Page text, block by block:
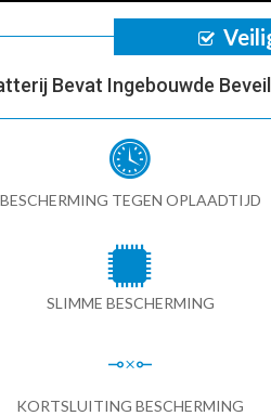
Bevat Ingebouwde
BESCHERMING TEGEN OPLAADTIJD
SLIMME BESCHERMING
KORTSLUITING BESCHERMING